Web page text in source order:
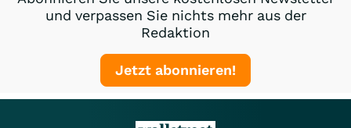
und verpassen Sie nichts mehr aus der
Redaktion
Jetzt abonnieren!